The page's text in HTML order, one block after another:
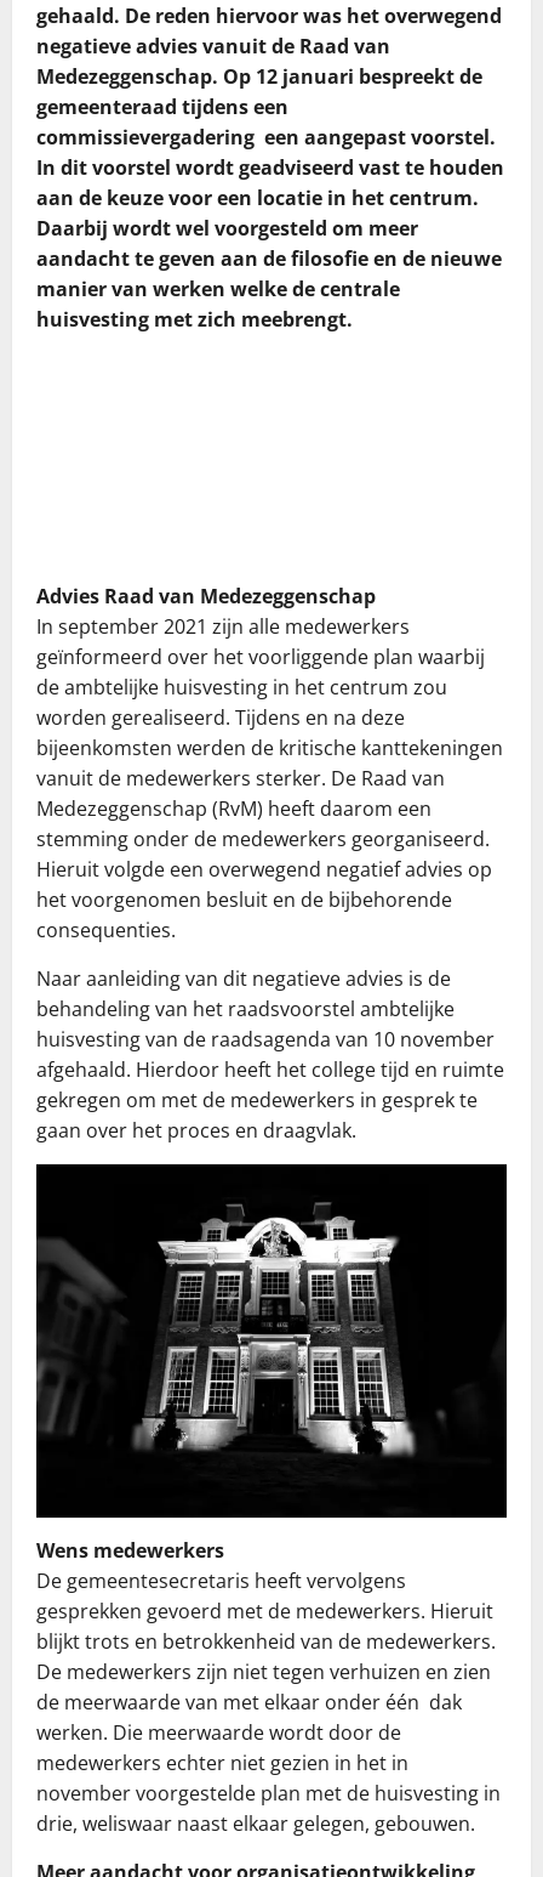
gehaald. De reden hiervoor was het overwegend
negatieve advies vanuit de Raad van
Medezeggenschap. Op 12 januari bespreekt de
gemeenteraad tijdens een
commissievergadering een aangepast voorstel.
In dit voorstel wordt geadviseerd vast te houden
aan de keuze voor een locatie in het centrum.
Daarbij wordt wel voorgesteld om meer
aandacht te geven aan de filosofie en de nieuwe
manier van werken welke de centrale
huisvesting met zich meebrengt.
Advies Raad van Medezeggenschap
In september 2021 zijn alle medewerkers
geïnformeerd over het voorliggende plan waarbij
de ambtelijke huisvesting in het centrum zou
worden gerealiseerd. Tijdens en na deze
bijeenkomsten werden de kritische kanttekeningen
vanuit de medewerkers sterker. De Raad van
Medezeggenschap (RvM) heeft daarom een
stemming onder de medewerkers georganiseerd.
Hieruit volgde een overwegend negatief advies op
het voorgenomen besluit en de bijbehorende
consequenties.
Naar aanleiding van dit negatieve advies is de
behandeling van het raadsvoorstel ambtelijke
huisvesting van de raadsagenda van 10 november
afgehaald. Hierdoor heeft het college tijd en ruimte
gekregen om met de medewerkers in gesprek te
gaan over het proces en draagvlak.
Wens medewerkers
De gemeentesecretaris heeft vervolgens
gesprekken gevoerd met de medewerkers. Hieruit
blijkt trots en betrokkenheid van de medewerkers.
De medewerkers zijn niet tegen verhuizen en zien
de meerwaarde van met elkaar onder één dak
werken. Die meerwaarde wordt door de
medewerkers echter niet gezien in het in
november voorgestelde plan met de huisvesting in
drie, weliswaar naast elkaar gelegen, gebouwen.